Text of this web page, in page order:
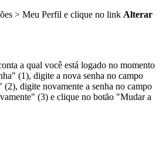
> Meu Perfil e clique no link Alterar
a qual você está logado no momento
(1), digite a nova senha no campo
(2), digite novamente a senha no campo
(3) e clique no botão "Mudar a